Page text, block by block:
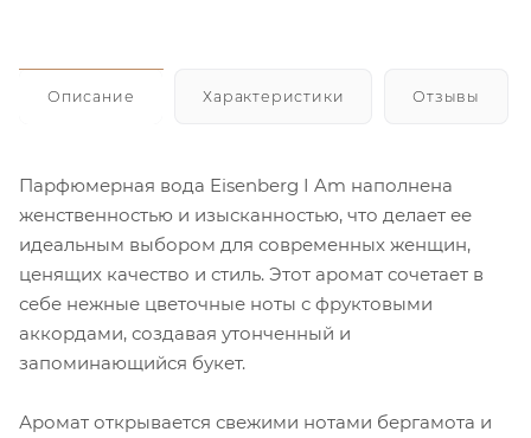
Описание Характеристики Отзывы
Парфюмерная вода Eisenberg I Am наполнена
женственностью и изысканностью, что делает ее
идеальным выбором для современных женщин,
ценящих качество и стиль. Этот аромат сочетает в
себе нежные цветочные ноты с фруктовыми
аккордами, создавая утонченный и
запоминающийся букет.
Аромат открывается свежими нотами бергамота и